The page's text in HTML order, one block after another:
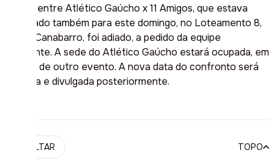
O jogo entre Atlético Gaúcho x 11 Amigos, que estava
agendado também para este domingo, no Loteamento 8,
Bairro Canabarro, foi adiado, a pedido da equipe
mandante. A sede do Atlético Gaúcho estará ocupada, em
virtude de outro evento. A nova data do confronto será
definida e divulgada posteriormente.
VOLTAR TOPO